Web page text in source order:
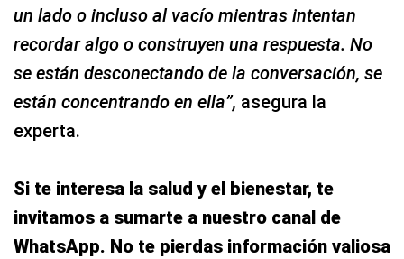
un lado o incluso al vacío mientras intentan
recordar algo o construyen una respuesta. No
se están desconectando de la conversación, se
están concentrando en ella”, asegura la
experta.
Si te interesa la salud y el bienestar, te
invitamos a sumarte a nuestro canal de
WhatsApp. No te pierdas información valiosa